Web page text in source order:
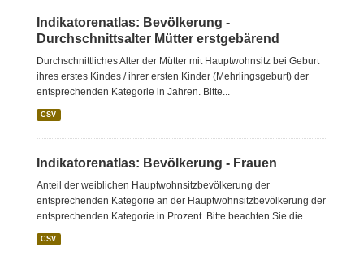
Indikatorenatlas: Bevölkerung -
Durchschnittsalter Mütter erstgebärend
Durchschnittliches Alter der Mütter mit Hauptwohnsitz bei Geburt
ihres erstes Kindes / ihrer ersten Kinder (Mehrlingsgeburt) der
entsprechenden Kategorie in Jahren. Bitte...
CSV
Indikatorenatlas: Bevölkerung - Frauen
Anteil der weiblichen Hauptwohnsitzbevölkerung der
entsprechenden Kategorie an der Hauptwohnsitzbevölkerung der
entsprechenden Kategorie in Prozent. Bitte beachten Sie die...
CSV